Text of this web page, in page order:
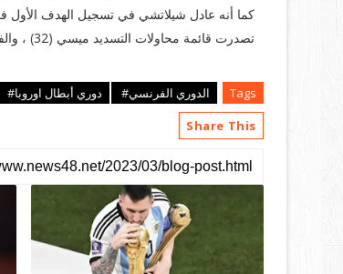
كما أنه عادل شيلاتشي في تسجيل الهدف
تصدرت قائمة محاولات التسديد ميسي (32) ، والفرص التي تم إنشاؤها من اللعب المفتوح (17) والأخطاء (22).
Tags الدوري الفرنسي# دوري أبطال اوروبا#
Share This